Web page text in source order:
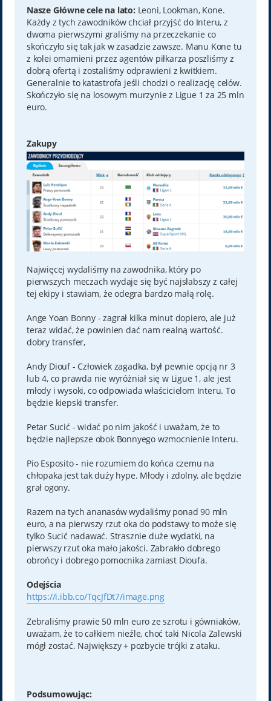
Nasze Główne cele na lato: Leoni, Lookman, Kone.
Każdy z tych zawodników chciał przyjść do Interu, z
dwoma pierwszymi graliśmy na przeczekanie co
skończyło się tak jak w zasadzie zawsze. Manu Kone tu
z kolei omamieni przez agentów piłkarza poszliśmy z
dobrą ofertą i zostaliśmy odprawieni z kwitkiem.
Generalnie to katastrofa jeśli chodzi o realizację celów.
Skończyło się na losowym murzynie z Ligue 1 za 25 mln
euro.
Zakupy
Najwięcej wydaliśmy na zawodnika, który po
pierwszych meczach wydaje się być najsłabszy z całej
tej ekipy i stawiam, że odegra bardzo małą rolę.
Ange Yoan Bonny - zagrał kilka minut dopiero, ale już
teraz widać, że powinien dać nam realną wartość.
dobry transfer,
Andy Diouf - Człowiek zagadka, był pewnie opcją nr 3
lub 4, co prawda nie wyróżniał się w Ligue 1, ale jest
młody i wysoki, co odpowiada właścicielom Interu. To
będzie kiepski transfer.
Petar Sucić - widać po nim jakość i uważam, że to
będzie najlepsze obok Bonnyego wzmocnienie Interu.
Pio Esposito - nie rozumiem do końca czemu na
chłopaka jest tak duży hype. Młody i zdolny, ale będzie
grał ogony.
Razem na tych ananasów wydaliśmy ponad 90 mln
euro, a na pierwszy rzut oka do podstawy to może się
tylko Sucić nadawać. Strasznie duże wydatki, na
pierwszy rzut oka mało jakości. Zabrakło dobrego
obrońcy i dobrego pomocnika zamiast Dioufa.
Odejścia
https://i.ibb.co/TqcJfDt7/image.png
Zebraliśmy prawie 50 mln euro ze szrotu i gówniaków,
uważam, że to całkiem nieźle, choć taki Nicola Zalewski
mógł zostać. Największy + pozbycie trójki z ataku.
Podsumowując: